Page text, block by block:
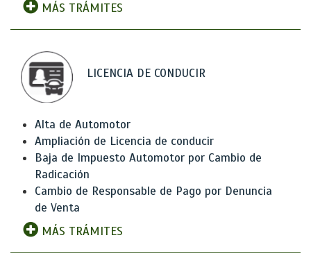
MÁS TRÁMITES
LICENCIA DE CONDUCIR
Alta de Automotor
Ampliación de Licencia de conducir
Baja de Impuesto Automotor por Cambio de
Radicación
Cambio de Responsable de Pago por Denuncia
de Venta
MÁS TRÁMITES